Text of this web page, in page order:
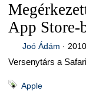
App Store-
Joó Ádám ·
Versenytárs a
Apple